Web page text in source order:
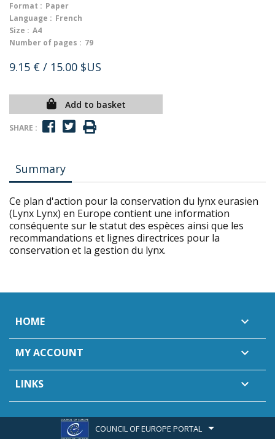
Format : Paper
Language : French
Size : A4
Number of pages : 79
9.15 € / 15.00 $US
Add to basket
SHARE :
Summary
Ce plan d'action pour la conservation du lynx eurasien
(Lynx Lynx) en Europe contient une information
conséquente sur le statut des espèces ainsi que les
recommandations et lignes directrices pour la
conservation et la gestion du lynx.
HOME 
MY ACCOUNT 
LINKS 
COUNCIL OF EUROPE PORTAL